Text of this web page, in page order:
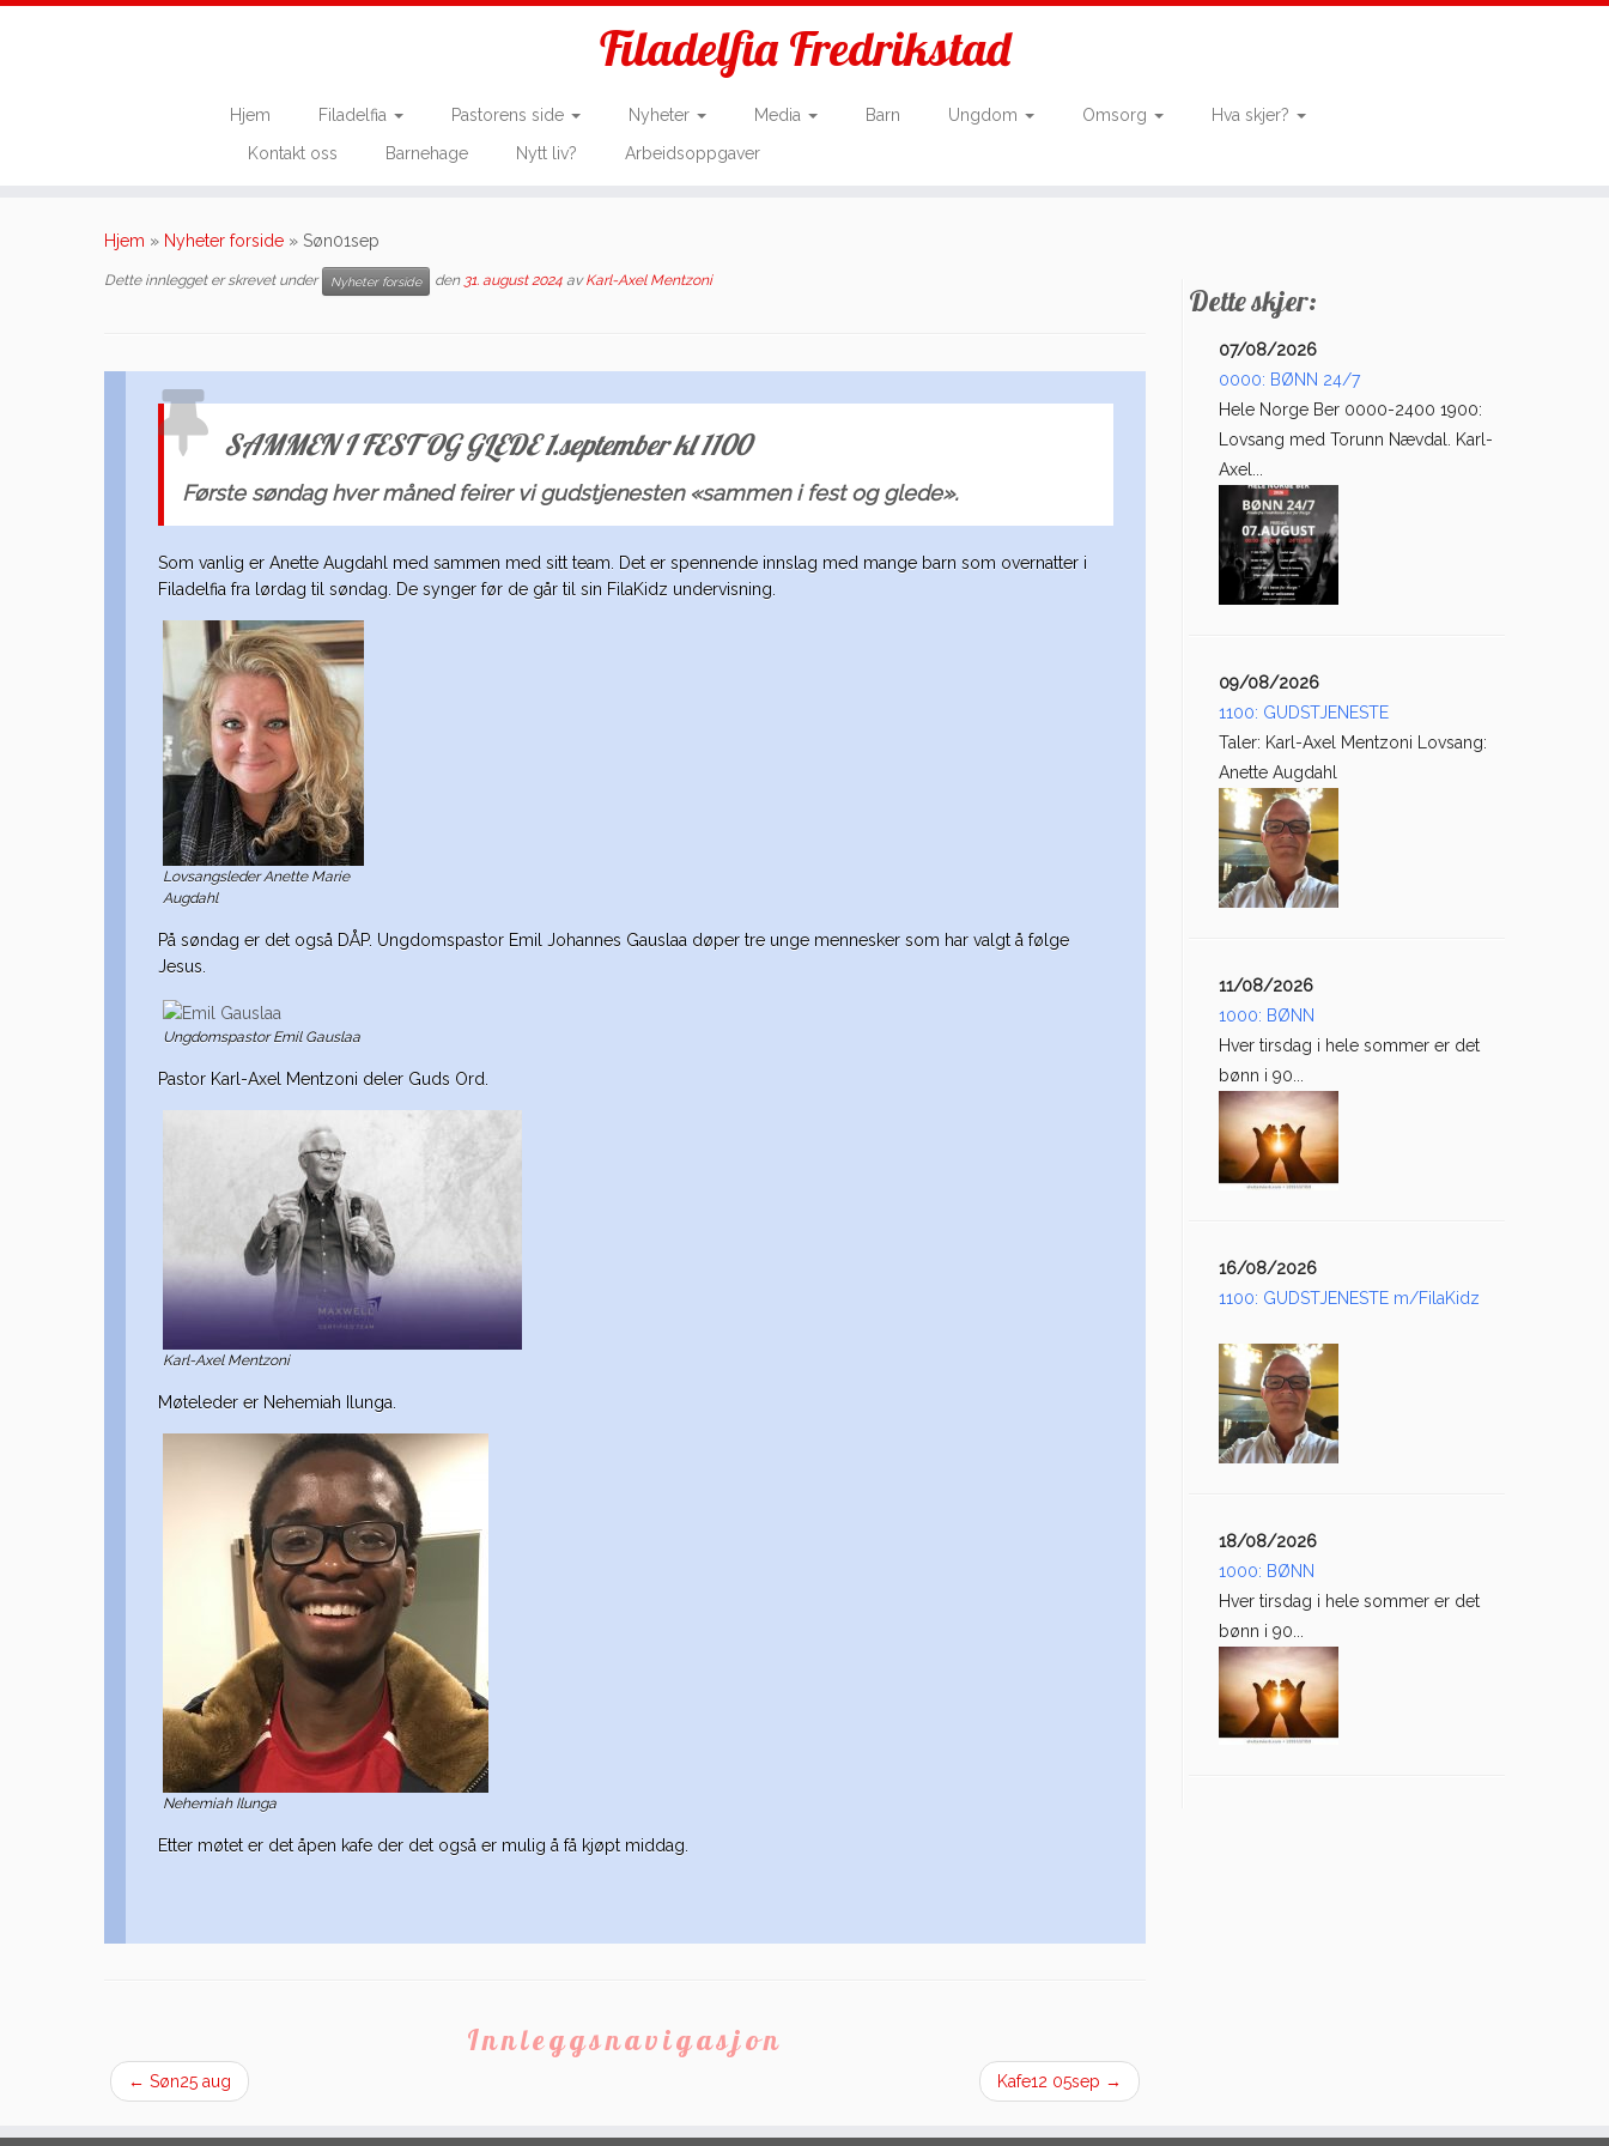
Filadelfia Fredrikstad
Hjem Filadelfia Pastorens side Nyheter Media Barn Ungdom Omsorg
Hva skjer?
Kontakt oss
Barnehage Nytt liv? Arbeidsoppgaver
Hjem » Nyheter forside » Søn01sep
Dette innlegget er skrevet under Nyheter forside den 31. august 2024 avKarl-Axel Mentzoni
SAMMEN I FEST OG GLEDE 1.september kl 1100
Første søndag hver måned feirer vi gudstjenesten «sammen i fest og glede».
Som vanlig er Anette Augdahl med sammen med sitt team. Det er spennende innslag med mange barn som overnatter i
Filadelfia fra lørdag til søndag. De synger før de går til sin FilaKidz undervisning.
Lovsangsleder Anette Marie
Augdahl
På søndag er det også DÅP. Ungdomspastor Emil Johannes Gauslaa døper tre unge mennesker som har valgt å følge
Jesus.
Ungdomspastor Emil Gauslaa
Pastor Karl-Axel Mentzoni deler Guds Ord.
Karl-Axel Mentzoni
Møteleder er Nehemiah Ilunga.
Nehemiah Ilunga
Etter møtet er det åpen kafe der det også er mulig å få kjøpt middag.
Innleggsnavigasjon
← Søn25 aug Kafe12 05sep →
Dette skjer:
07/08/2026
0000: BØNN 24/7
Hele Norge Ber 0000-2400 1900:
Lovsang med Torunn Nævdal. Karl-
Axel...
09/08/2026
1100: GUDSTJENESTE
Taler: Karl-Axel Mentzoni Lovsang:
Anette Augdahl
11/08/2026
1000: BØNN
Hver tirsdag i hele sommer er det
bønn i 90...
16/08/2026
1100: GUDSTJENESTE m/FilaKidz
18/08/2026
1000: BØNN
Hver tirsdag i hele sommer er det
bønn i 90...